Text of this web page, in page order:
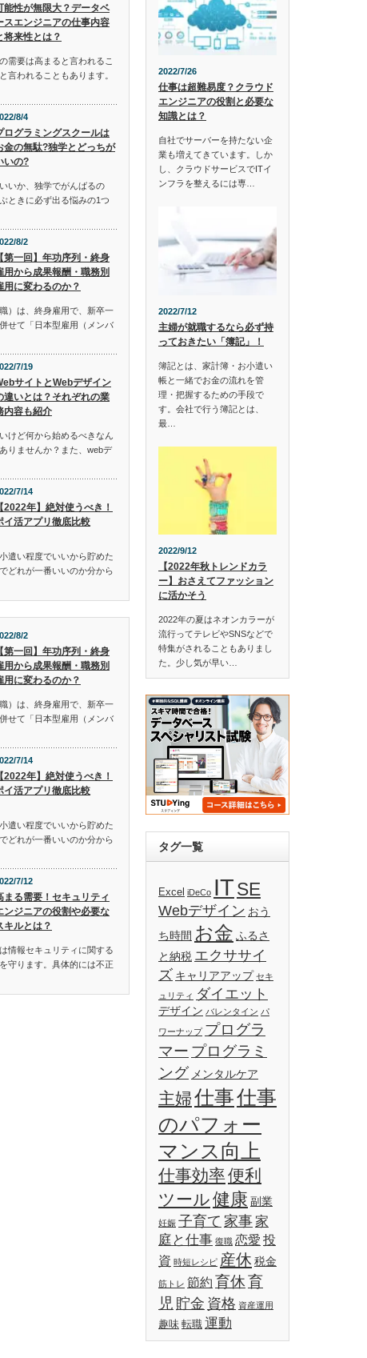
能性が無限大？データベ
スエンジニアの仕事内容
将来性とは？
需要は高まると言われるこ
言われることもあります。
8/4
ログラミングスクールは
金の無駄?独学とどっちが
いの?
いか、独学でがんばるの
ときに必ず出る悩みの1つ
8/2
【第一回】年功序列・終身
用から成果報酬・職務別
用に変わるのか？
）は、終身雇用で、新卒一
せて「日本型雇用（メンバ
7/19
サイトとWebデザイン
違いとは？それぞれの業
内容も紹介
けど何から始めるべきなん
りませんか？また、webデ
7/14
【2022年】絶対使うべき！
イ活アプリ徹底比較
遣い程度でいいから貯めた
どれが一番いいのか分から
8/2
【第一回】年功序列・終身
用から成果報酬・職務別
用に変わるのか？
）は、終身雇用で、新卒一
せて「日本型雇用（メンバ
7/14
【2022年】絶対使うべき！
イ活アプリ徹底比較
遣い程度でいいから貯めた
どれが一番いいのか分から
7/12
まる需要！セキュリティ
ンジニアの役割や必要な
キルとは？
情報セキュリティに関する
守ります。具体的には不正
2022/7/26
仕事は超難易度？クラウド
エンジニアの役割と必要な
知識とは？
自社でサーバーを持たない企
業も増えてきています。しか
し、クラウドサービスでITイ
ンフラを整えるには専…
2022/7/12
主婦が就職するなら必ず持
っておきたい「簿記」！
簿記とは、家計簿・お小遣い
帳と一緒でお金の流れを管
理・把握するための手段で
す。会社で行う簿記とは、
最…
2022/9/12
【2022年秋トレンドカラ
ー】おさえてファッション
に活かそう
2022年の夏はネオンカラーが
流行ってテレビやSNSなどで
特集がされることもありまし
た。少し気が早い…
タグ一覧
Excel iDeCo ITSE
Webデザイン おう
ち時間 お金 ふるさ
と納税 エクササイ
ズ キャリアアップ セキ
ュリティ ダイエット
デザイン バレンタイン パ
ワーナップ プログラ
マー プログラミ
ング メンタルケア
主婦仕事仕事
のパフォー
マンス向上
仕事効率便利
ツール健康 副業
妊娠 子育て 家事 家
庭と仕事 復職 恋愛 投
資 時短レシピ 産休 税金
筋トレ 節約 育休育
児 貯金 資格 資産運用
趣味 転職 運動